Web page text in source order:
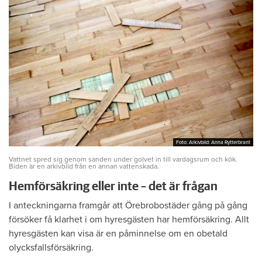
Foto: Arkivbild: Anna Rytterbrant
Foto: Arkivbild: Anna Rytterbrant
Vattnet spred sig genom sanden under golvet in till vardagsrum och kök.
Biden är en arkivbild från en annan vattenskada.
Hemförsäkring eller inte – det är frågan
I anteckningarna framgår att Örebrobostäder gång på gång
försöker få klarhet i om hyresgästen har hemförsäkring. Allt
hyresgästen kan visa är en påminnelse om en obetald
olycksfallsförsäkring.